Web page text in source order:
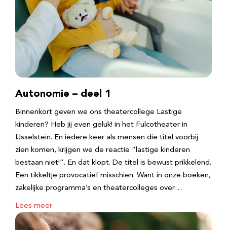
Autonomie – deel 1
Binnenkort geven we ons theatercollege Lastige
kinderen? Heb jij even geluk! in het Fulcotheater in
IJsselstein. En iedere keer als mensen die titel voorbij
zien komen, krijgen we de reactie “lastige kinderen
bestaan niet!”. En dat klopt. De titel is bewust prikkelend.
Een tikkeltje provocatief misschien. Want in onze boeken,
zakelijke programma’s en theatercolleges over…
Lees meer